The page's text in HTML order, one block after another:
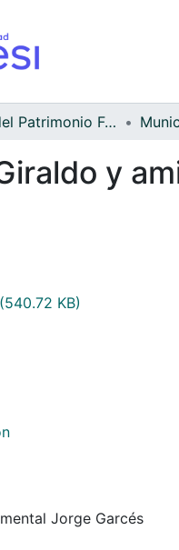
Archivo del Patrimonio Fotográfico y Fílmico del Valle del Cauca
y
(540.72 KB)
Jorge Garcés